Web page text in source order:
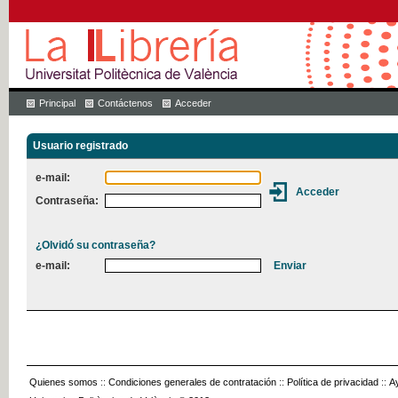
Principal Contáctenos Acceder
Usuario registrado
e-mail:
Contraseña:
¿Olvidó su contraseña?
e-mail:
Quienes somos :: Condiciones generales de contratación :: Política de privacidad ::